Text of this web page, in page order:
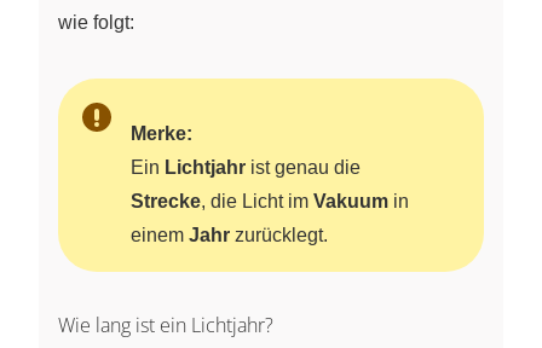
wie folgt:
Merke:
Ein Lichtjahr ist genau die
Strecke, die Licht im Vakuum in
einem Jahr zurücklegt.
Wie lang ist ein Lichtjahr?